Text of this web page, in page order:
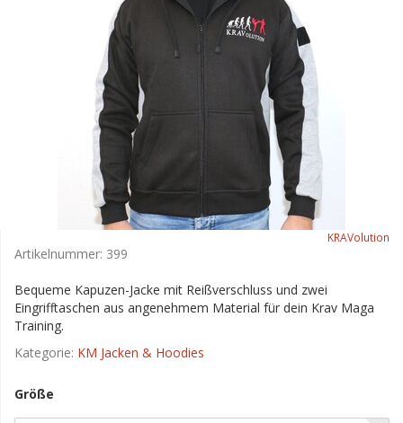
KRAVolution
Artikelnummer: 399
Bequeme Kapuzen-Jacke mit Reißverschluss und zwei
Eingrifftaschen aus angenehmem Material für dein Krav Maga
Training.
Kategorie: KM Jacken & Hoodies
Größe